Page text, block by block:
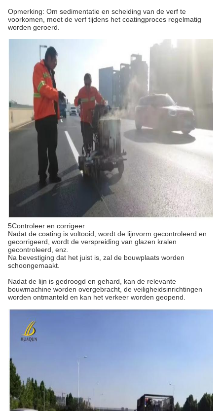
Opmerking: Om sedimentatie en scheiding van de verf te
voorkomen, moet de verf tijdens het coatingproces regelmatig
worden geroerd.
5Controleer en corrigeer
Nadat de coating is voltooid, wordt de lijnvorm gecontroleerd en
gecorrigeerd, wordt de verspreiding van glazen kralen
gecontroleerd, enz.
Na bevestiging dat het juist is, zal de bouwplaats worden
schoongemaakt.
Nadat de lijn is gedroogd en gehard, kan de relevante
bouwmachine worden overgebracht, de veiligheidsinrichtingen
worden ontmanteld en kan het verkeer worden geopend.